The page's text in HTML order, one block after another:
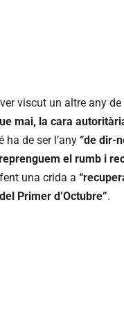
viscut un altre any de
mai, la cara
ha de ser l’any “de dir-
el rumb i
una crida a
Primer d’Octubre”.